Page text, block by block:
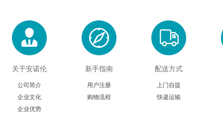
关于安诺伦
公司简介
企业文化
企业优势
新手指南
用户注册
购物流程
配送方式
上门自提
快递运输